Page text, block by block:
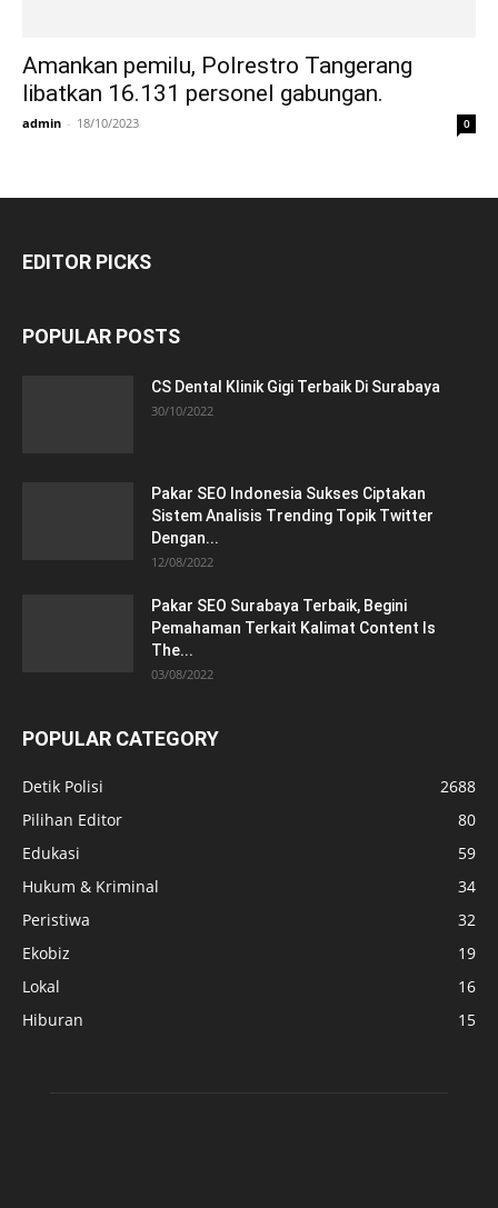
Amankan pemilu, Polrestro Tangerang
libatkan 16.131 personel gabungan.
admin - 18/10/2023 0
EDITOR PICKS
POPULAR POSTS
CS Dental Klinik Gigi Terbaik Di Surabaya
30/10/2022
Pakar SEO Indonesia Sukses Ciptakan
Sistem Analisis Trending Topik Twitter
Dengan...
12/08/2022
Pakar SEO Surabaya Terbaik, Begini
Pemahaman Terkait Kalimat Content Is
The...
03/08/2022
POPULAR CATEGORY
Detik Polisi
2688
Pilihan Editor
80
Edukasi
59
Hukum & Kriminal
34
Peristiwa
32
Ekobiz
19
Lokal
16
Hiburan
15